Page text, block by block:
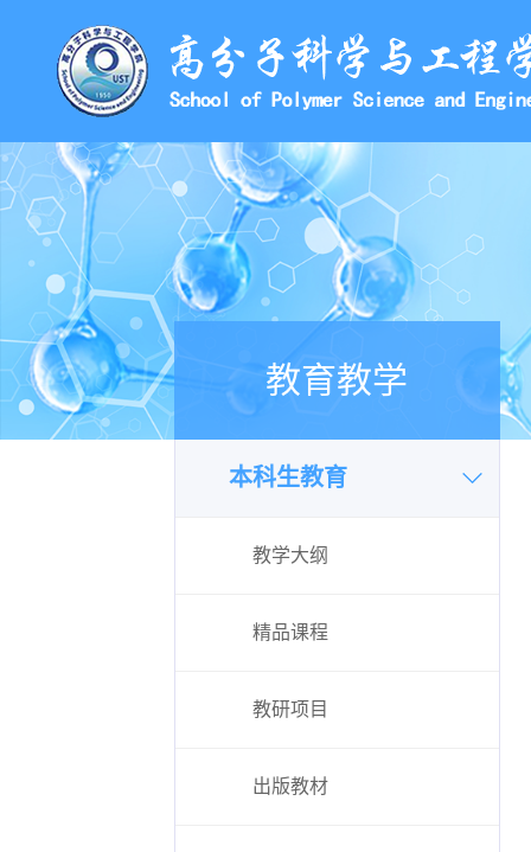
教育教学
本科生教育
教学大纲
精品课程
教研项目
出版教材